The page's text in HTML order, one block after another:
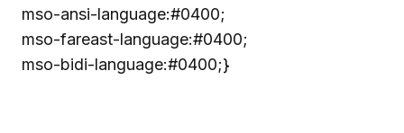
mso-ansi-language:#0400;
mso-fareast-language:#0400;
mso-bidi-language:#0400;}